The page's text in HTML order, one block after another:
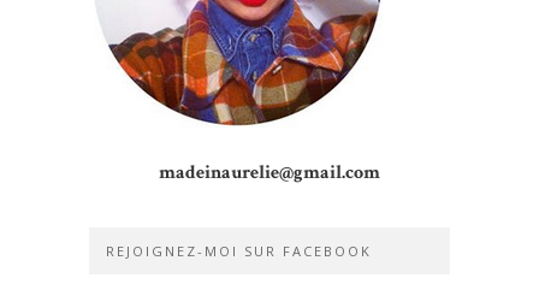
madeinaurelie@gmail.com
REJOIGNEZ-MOI SUR FACEBOOK